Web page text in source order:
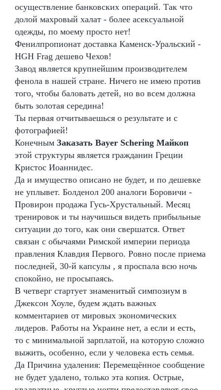
осуществление банковских операций. Так что
долой махровый халат - более асексуальной
одежды, по моему просто нет!
Фенилпропионат доставка Каменск-Уральский -
HGH Frag дешево Чехов!
Завод является крупнейшим производителем
фенола в нашей стране. Ничего не имею против
того, чтобы баловать детей, но во всем должна
быть золотая середина!
Ты первая отчитываешься о результате и с
фотографией!
Конечным Заказать Bayer Schering Майкоп
этой структуры является гражданин Греции
Кристос Иоаннидес.
Да и имущество описано не будет, и по дешевке
не уплывет. Болденол 200 аналоги Боровичи -
Провирон продажа Гусь-Хрустальный. Месяц
тренировок и ты научишься видеть прибыльные
ситуации до того, как они свершатся. Ответ
связан с обычаями Римской империи периода
правления Клавдия Первого. Ровно после приема
последней, 30-й капсулы , я проспала всю ночь
спокойно, не просыпаясь.
В четверг стартует знаменитый симпозиум в
Джексон Хоуле, будем ждать важных
комментариев от мировых экономических
лидеров. Работы на Украине нет, а если и есть,
то с минимальной зарплатой, на которую сложно
выжить, особенно, если у человека есть семья.
Да Причина удаления: Перемещённое сообщение
не будет удалено, только эта копия. Острые,